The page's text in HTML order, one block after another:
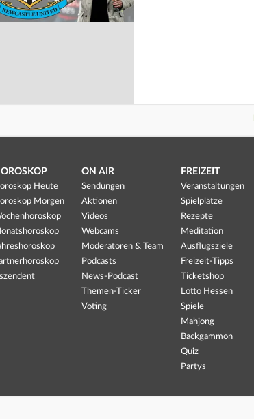
Heute
Morgen
ON AIR
Sendungen
Aktionen
Videos
Webcams
Moderatoren & Team
Podcasts
News-Podcast
Themen-Ticker
Voting
FREIZEIT
Veranstaltungen
Spielplätze
Rezepte
Meditation
Ausflugsziele
Freizeit-Tipps
Ticketshop
Lotto Hessen
Spiele
Mahjong
Backgammon
Quiz
Partys